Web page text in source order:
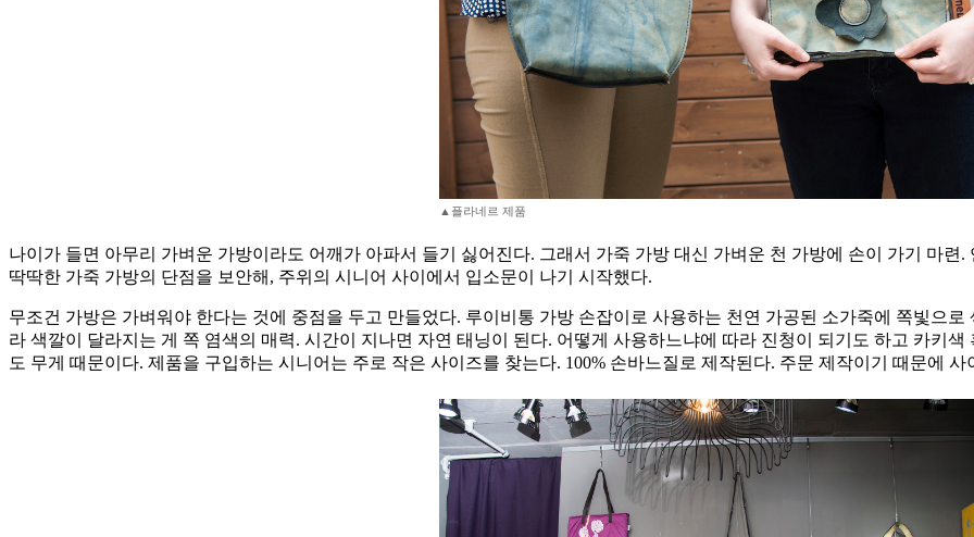
▲플라네르 제품
나이가 들면 아무리 가벼운 가방이라도 어깨가 아파서 들기 싫어진다. 그래서 가죽 가방 대신 가벼운 천 가방에 손이 가기 마
딱딱한 가죽 가방의 단점을 보안해, 주위의 시니어 사이에서 입소문이 나기 시작했다.
무조건 가방은 가벼워야 한다는 것에 중점을 두고 만들었다. 루이비통 가방 손잡이로 사용하는 천연 가공된 소가죽에 쪽빛으
라 색깔이 달라지는 게 쪽 염색의 매력. 시간이 지나면 자연 태닝이 된다. 어떻게 사용하느냐에 따라 진청이 되기도 하고 카키
도 무게 때문이다. 제품을 구입하는 시니어는 주로 작은 사이즈를 찾는다. 100% 손바느질로 제작된다. 주문 제작이기 때문에